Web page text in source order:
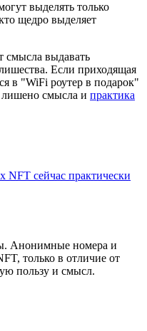
выделять только
щедро выделяет
выдавать
Если приходящая
в "WiFi роутер в подарок"
лишено смысла и практика
NFT сейчас практически
Анонимные номера и
только в отличие от
пользу и смысл.